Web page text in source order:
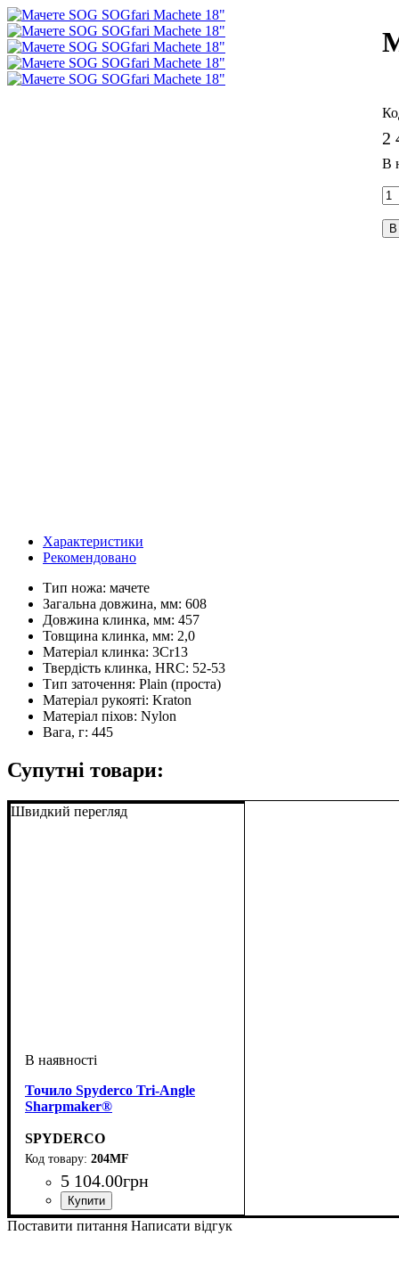
2
Характеристики
Рекомендовано
Тип ножа: мачете
Загальна довжина, мм: 608
Довжина клинка, мм: 457
Товщина клинка, мм: 2,0
Матеріал клинка: 3Cr13
Твердість клинка, HRC: 52-53
Тип заточення: Plain (проста)
Матеріал рукояті: Kraton
Матеріал піхов: Nylon
Вага, г: 445
Супутні товари:
Швидкий перегляд
Точило Spyderco Tri-Angle
Sharpmaker®
SPYDERCO
204MF
5 104.00грн
Поставити питання Написати відгук